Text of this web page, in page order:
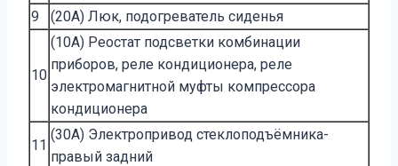
9
(20A) Люк, подогреватель сиденья
10
(10A) Реостат подсветки комбинации
приборов, реле кондиционера, реле
электромагнитной муфты компрессора
кондиционера
11
(30A) Электропривод стеклоподъёмника-
правый задний